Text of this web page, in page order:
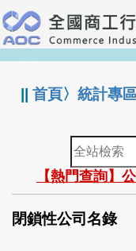
跳
到
主
要
:::
||首頁〉統計專
全
站
檢
索
【熱門查詢】
閉鎖性公司名錄